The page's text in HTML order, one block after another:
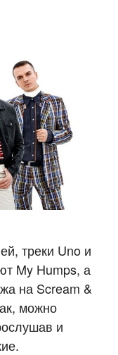
треки Uno и
My Humps, а
на Scream &
можно
и